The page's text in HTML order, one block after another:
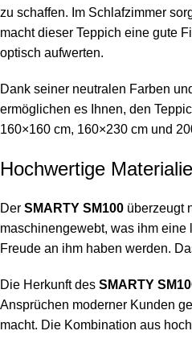
zu schaffen. Im Schlafzimmer
macht dieser Teppich eine gute
optisch aufwerten.
Dank seiner neutralen Farben
ermöglichen es Ihnen, den
160×160 cm, 160×230 cm und
Hochwertige
Der SMARTY SM100 überzeugt
maschinengewebt, was ihm
Freude an ihm haben werden.
Die Herkunft des SMARTY
Ansprüchen moderner Kunden
macht. Die Kombination aus